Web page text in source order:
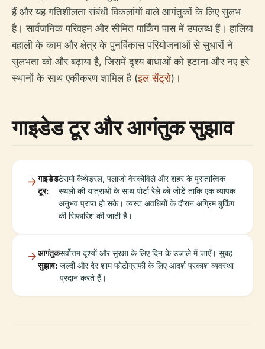
हैं और यह गतिशीलता संबंधी विकलांगों वाले आगंतुकों के लिए सुलभ
है। सार्वजनिक परिवहन और सीमित पार्किंग पास में उपलब्ध हैं। हालिया
बहाली के काम और क्षेत्र के पुनर्विकास परियोजनाओं से सुधारों ने
सुलभता को और बढ़ाया है, जिसमें दृश्य बाधाओं को हटाना और नए हरे
स्थानों के साथ एकीकरण शामिल है (इल सेंट्रो)।
गाइडेड टूर और आगंतुक सुझाव
गाइडेड
टूर:
टेरामो कैथेड्रल, पलाज़ो वेस्कोविले और शहर के पुरातात्विक
स्थलों की यात्राओं के साथ पोर्टा रेले को जोड़ें ताकि एक व्यापक
अनुभव प्राप्त हो सके। व्यस्त अवधियों के दौरान अग्रिम बुकिंग
की सिफारिश की जाती है।
आगंतुक
सुझाव:
सर्वोत्तम दृश्यों और सुरक्षा के लिए दिन के उजाले में जाएँ। सुबह
जल्दी और देर शाम फोटोग्राफी के लिए आदर्श प्रकाश व्यवस्था
प्रदान करते हैं।